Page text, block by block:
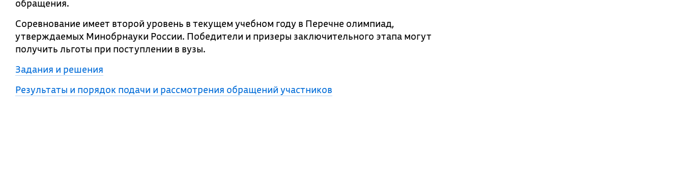
обращения.
Соревнование имеет второй уровень в текущем учебном году в Перечне олимпиад,
утверждаемых Минобрнауки России. Победители и призеры заключительного этапа могут
получить льготы при поступлении в вузы.
Задания и решения
Результаты и порядок подачи и рассмотрения обращений участников